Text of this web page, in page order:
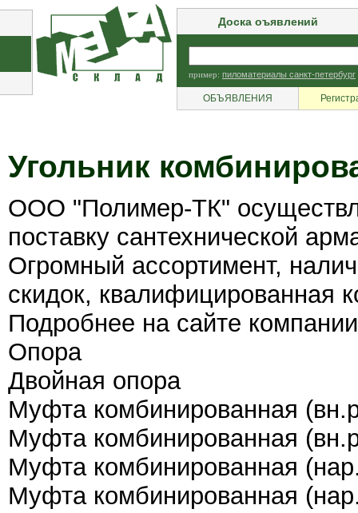
Доска оъявлений
пример: пиломатериалы санкт-петербург
ОБЪЯВЛЕНИЯ
Угольник
ООО "Полимер-ТК"
поставку сантехнической
Огромный ассортимент,
скидок, квалифицированная
Подробнее на сайте
Опора
Двойная опора
Муфта комбинированная
Муфта комбинированная
Муфта комбинированная
Муфта комбинированная